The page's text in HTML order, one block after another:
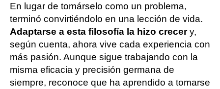
En lugar de tomárselo como un problema,
terminó convirtiéndolo en una lección de vida.
Adaptarse a esta filosofía la hizo crecery,
según cuenta, ahora vive cada experiencia con
más pasión. Aunque sigue trabajando con la
misma eficacia y precisión germana de
siempre, reconoce que ha aprendido a tomarse